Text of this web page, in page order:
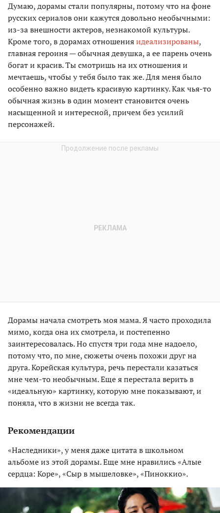
Думаю, дорамы стали популярны, потому что на фоне
русских сериалов они кажутся довольно необычными:
из-за внешности актеров, незнакомой культуры.
Кроме того, в дорамах отношенияидеализированы,
главная героиня — обычная девушка, а ее парень очень
богат и красив. Ты смотришь на их отношения и
мечтаешь, чтобы у тебя было так же. Для меня было
особенно важно видеть красивую картинку. Как чья-то
обычная жизнь в один момент становится очень
насыщенной и интересной, причем без усилий
персонажей.
Дорамы начала смотреть моя мама. Я часто проходила
мимо, когда она их смотрела, и постепенно
заинтересовалась. Но спустя три года мне надоело,
потому что, по мне, сюжеты очень похожи друг на
друга. Корейская культура, речь перестали казаться
мне чем-то необычным. Еще я перестала верить в
«идеальную» картинку, которую мне показывают, и
поняла, что в жизни не всегда так.
Рекомендации
«Наследники», у меня даже цитата в школьном
альбоме из этой дорамы. Еще мне нравились «Алые
сердца: Коре», «Сыр в мышеловке», «Пиноккио».